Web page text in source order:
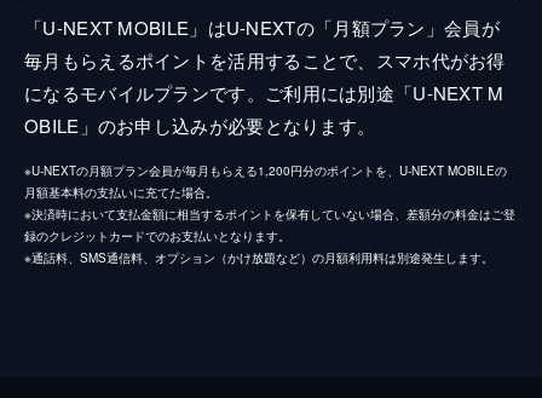
「U-NEXT MOBILE」はU-NEXTの「月額プラン」会員が
毎月もらえるポイントを活用することで、スマホ代がお得
になるモバイルプランです。ご利用には別途「U-NEXT M
OBILE」のお申し込みが必要となります。
※U-NEXTの月額プラン会員が毎月もらえる1,200円分のポイントを、U-NEXT MOBILEの
月額基本料の支払いに充てた場合。
※決済時において支払金額に相当するポイントを保有していない場合、差額分の料金はご登
録のクレジットカードでのお支払いとなります。
※通話料、SMS通信料、オプション（かけ放題など）の月額利用料は別途発生します。